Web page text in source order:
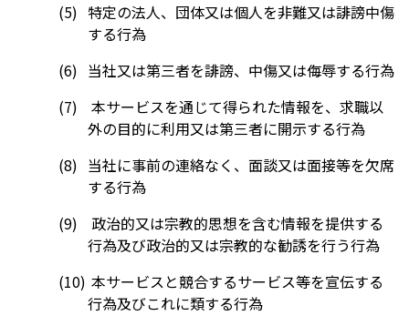
特定の法人、団体又は個人を非難又は誹謗中傷
する行為
当社又は第三者を誹謗、中傷又は侮辱する行為
本サービスを通じて得られた情報を、求職以
外の目的に利用又は第三者に開示する行為
当社に事前の連絡なく、面談又は面接等を欠席
する行為
政治的又は宗教的思想を含む情報を提供する
行為及び政治的又は宗教的な勧誘を行う行為
本サービスと競合するサービス等を宣伝する
行為及びこれに類する行為